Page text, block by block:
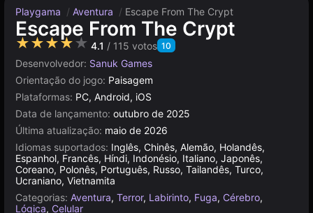
Playgama / Aventura / Escape From The Crypt
Escape From The Crypt
★★★★★ 4.1 / 115 votos 10
Desenvolvedor: Sanuk Games
Orientação do jogo: Paisagem
Plataformas: PC, Android, iOS
Data de lançamento: outubro de 2025
Última atualização: maio de 2026
Idiomas suportados: Inglês, Chinês, Alemão, Holandês,
Espanhol, Francês, Híndi, Indonésio, Italiano, Japonês,
Coreano, Polonês, Português, Russo, Tailandês, Turco,
Ucraniano, Vietnamita
Categorias: Aventura, Terror, Labirinto, Fuga, Cérebro,
Lógica, Celular